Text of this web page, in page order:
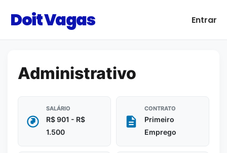
Doit Vagas Entrar
Administrativo
SALÁRIO
R$ 901 - R$
1.500
CONTRATO
Primeiro
Emprego